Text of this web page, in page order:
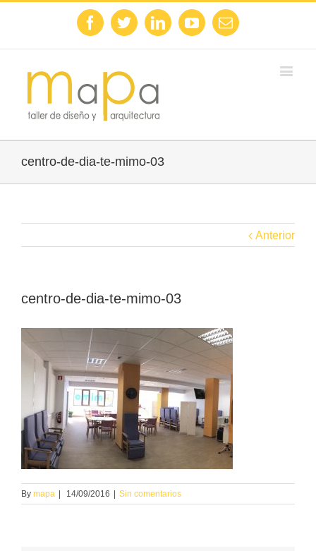
FacebookTwitterLinkedinYoutubeEmail
centro-de-dia-te-mimo-03
Anterior
centro-de-dia-te-mimo-03
By mapa 14/09/2016 Sin comentarios